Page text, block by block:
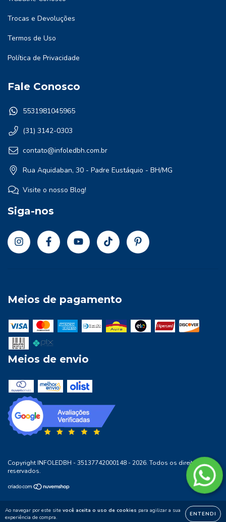
Ao navegar por este site você aceita o uso de cookies para agilizar a sua
experiência de compra.
ENTENDI
Trocas e Devoluções
Termos de Uso
Política de Privacidade
Fale Conosco
5531981045965
(31) 3142-0303
contato@infoledbh.com.br
Rua Aquidaban, 30 - Padre Eustáquio - BH/MG
Visite o nosso Blog!
Siga-nos
Meios de pagamento
Meios de envio
Copyright INFOLEDBH - 35137742000148 - 2026. Todos os direitos
reservados.